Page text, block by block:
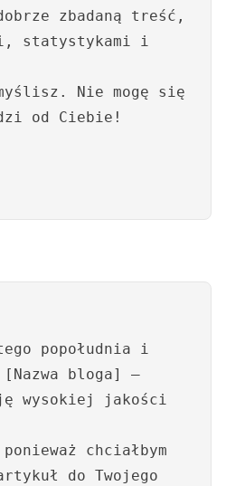
zbadaną treść,
statystykami i
Nie mogę się
od Ciebie!
popołudnia i
bloga] –
wysokiej jakości
chciałbym
do Twojego